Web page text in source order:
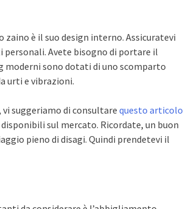
è il suo design interno. Assicuratevi
Avete bisogno di portare il
moderni sono dotati di uno scomparto
urti e vibrazioni.
suggeriamo di consultare questo articolo
sul mercato. Ricordate, un buon
pieno di disagi. Quindi prendetevi il